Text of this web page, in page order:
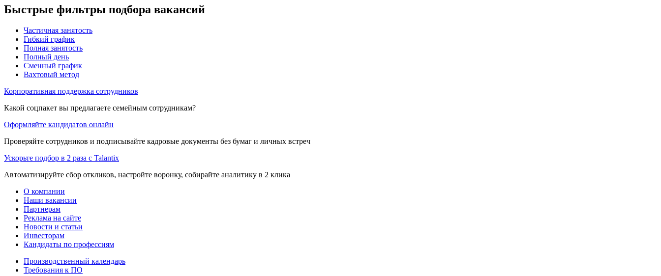
Быстрые фильтры подбора вакансий
Частичная занятость
Гибкий график
Полная занятость
Полный день
Сменный график
Вахтовый метод
Корпоративная поддержка сотрудников
Какой соцпакет вы предлагаете семейным сотрудникам?
Оформляйте кандидатов онлайн
Проверяйте сотрудников и подписывайте кадровые документы без бумаг и личных встреч
Ускорьте подбор в 2 раза с Talantix
Автоматизируйте сбор откликов, настройте воронку, собирайте аналитику в 2 клика
О компании
Наши вакансии
Партнерам
Реклама на сайте
Новости и статьи
Инвесторам
Кандидаты по профессиям
Производственный календарь
Требования к ПО